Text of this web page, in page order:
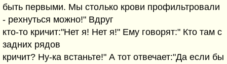
быть первыми. Мы столько крови профильтровали
- рехнуться можно!" Вдруг
кто-то кричит:"Нет я! Нет я!" Ему говорят:" Кто там с
задних рядов
кричит? Ну-ка встаньте!" А тот отвечает:"Да если бы